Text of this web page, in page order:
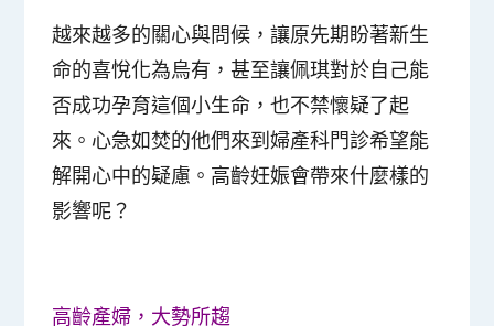
越來越多的關心與問候，讓原先期盼著新生
命的喜悅化為烏有，甚至讓佩琪對於自己能
否成功孕育這個小生命，也不禁懷疑了起
來。心急如焚的他們來到婦產科門診希望能
解開心中的疑慮。高齡妊娠會帶來什麼樣的
影響呢？
高齡產婦，大勢所趨